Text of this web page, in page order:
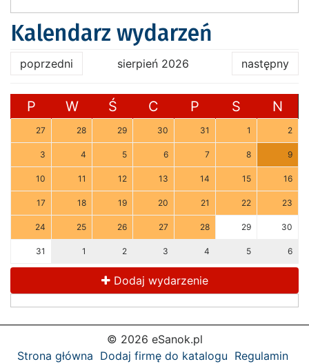
Kalendarz wydarzeń
poprzedni sierpień 2026 następny
P W Ś C P S N
27 28 29 30 31 1 2
3 4 5 6 7 8 9
10 11 12 13 14 15 16
17 18 19 20 21 22 23
24 25 26 27 28 29 30
31 1 2 3 4 5 6
Dodaj wydarzenie
© 2026 eSanok.pl
Strona główna Dodaj firmę do katalogu Regulamin